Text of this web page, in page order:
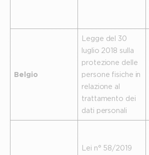
Belgio
Legge del 30
luglio 2018 sulla
protezione delle
persone fisiche in
relazione al
trattamento dei
dati personali
Lei n° 58/2019